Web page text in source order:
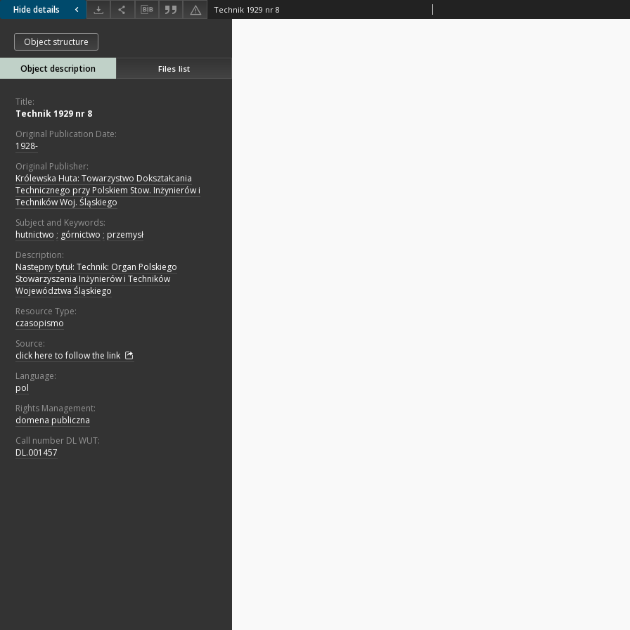
Hide details Technik 1929 nr 8
Object structure
Object description Files list
Title:
Technik 1929 nr 8
Original Publication Date:
1928-
Original Publisher:
Królewska Huta: Towarzystwo Dokształcania
Technicznego przy Polskiem Stow. Inżynierów i
Techników Woj. Śląskiego
Subject and Keywords:
hutnictwo ; górnictwo ; przemysł
Description:
Następny tytuł: Technik: Organ Polskiego
Stowarzyszenia Inżynierów i Techników
Województwa Śląskiego
Resource Type:
czasopismo
Source:
click here to follow the link
Language:
pol
Rights Management:
domena publiczna
Call number DL WUT:
DL.001457